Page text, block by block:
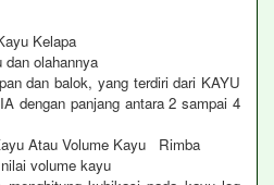
Kelapa
dan olahannya
dan balok, yang terdiri dari KAYU
dengan panjang antara 2 sampai 4
Atau Volume Kayu Rimba
volume kayu